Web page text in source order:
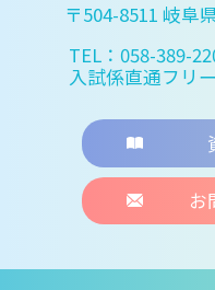
〒504-8511 岐阜
TEL：058-389-
入試係直通フリ
お